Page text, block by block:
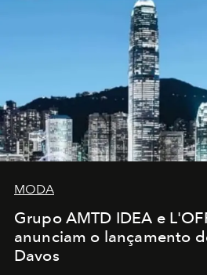
MODA
Grupo AMTD IDEA e
anunciam o lançamento
Davos